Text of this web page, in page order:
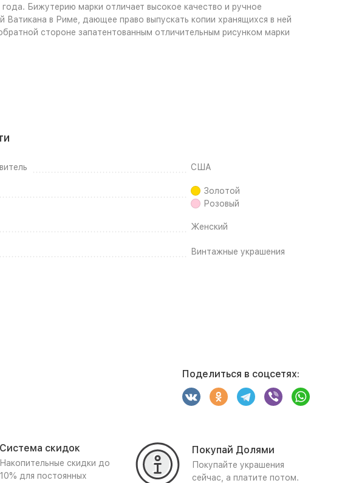
Бижутерию марки отличает высокое качество и ручное
в Риме, дающее право выпускать копии хранящихся в ней
стороне запатентованным отличительным рисунком марки
США
Золотой
Розовый
Женский
Винтажные украшения
Поделиться в соцсетях:
Система скидок
Накопительные скидки до
10% для постоянных
Покупай Долями
Покупайте украшения
сейчас, а платите потом.